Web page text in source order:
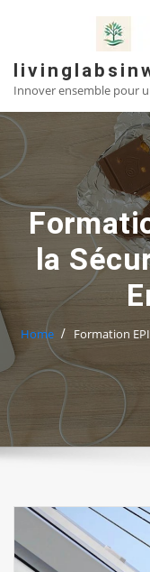
Innover ensemble pour
la
Home Formation